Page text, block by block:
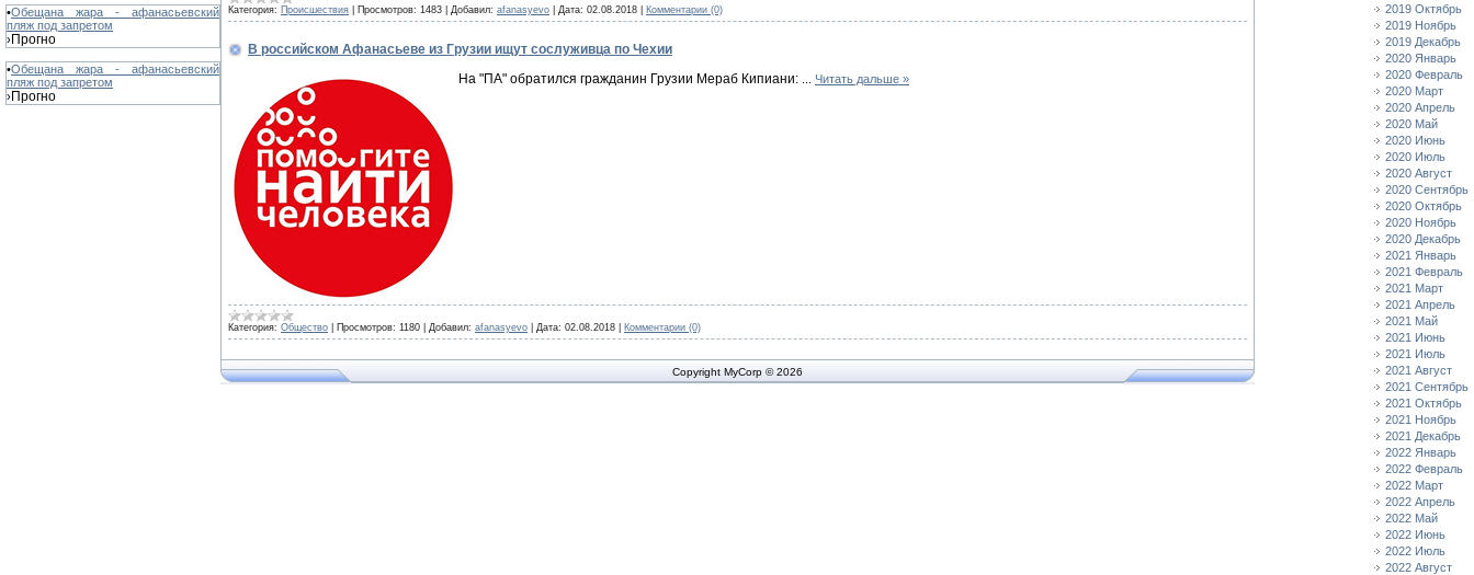
•Обещана жара - афанасьевский
пляж под запретом
›Прогно
•Обещана жара - афанасьевский
пляж под запретом
›Прогно
Категория: Происшествия Просмотров: 1483 Добавил: afanasyevo Дата: 02.08.2018 Комментарии (0)
В российском Афанасьеве из Грузии ищут сослуживца по Чехии
На "ПА" обратился гражданин Грузии Мераб Кипиани:
Читать дальше »
Категория: Общество Просмотров: 1180 Добавил: afanasyevo Дата: 02.08.2018 Комментарии (0)
Copyright MyCorp © 2026
2019 Октябрь
2019 Ноябрь
2019 Декабрь
2020 Январь
2020 Февраль
2020 Март
2020 Апрель
2020 Май
2020 Июнь
2020 Июль
2020 Август
2020 Сентябрь
2020 Октябрь
2020 Ноябрь
2020 Декабрь
2021 Январь
2021 Февраль
2021 Март
2021 Апрель
2021 Май
2021 Июнь
2021 Июль
2021 Август
2021 Сентябрь
2021 Октябрь
2021 Ноябрь
2021 Декабрь
2022 Январь
2022 Февраль
2022 Март
2022 Апрель
2022 Май
2022 Июнь
2022 Июль
2022 Август